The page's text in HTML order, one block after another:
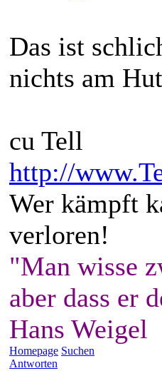
Das ist
nichts am
cu Tell
http://
Wer kämpft
verloren!
"Man wisse
aber dass er
Hans Weigel
Homepage Suchen
Antworten